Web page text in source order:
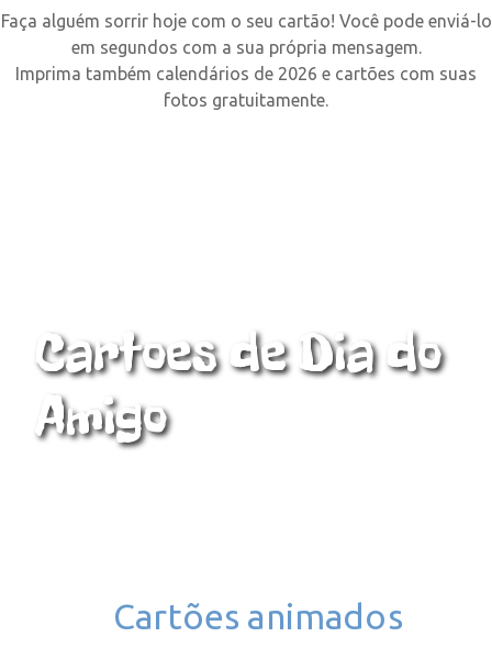
Faça alguém sorrir hoje com o seu cartão! Você pode enviá-lo
em segundos com a sua própria mensagem.
Imprima também calendários de 2026 e cartões com suas
fotos gratuitamente.
Cartoes de Dia do
Amigo
Cartões animados